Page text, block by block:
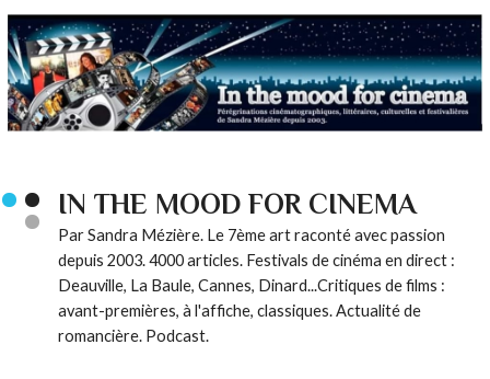
IN THE MOOD FOR CINEMA
Par Sandra Mézière. Le 7ème art raconté avec passion
depuis 2003. 4000 articles. Festivals de cinéma en direct :
Deauville, La Baule, Cannes, Dinard...Critiques de films :
avant-premières, à l'affiche, classiques. Actualité de
romancière. Podcast.